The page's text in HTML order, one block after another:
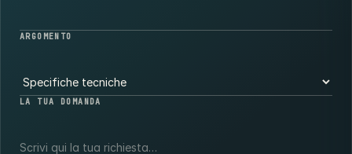
ARGOMENTO
LA TUA DOMANDA